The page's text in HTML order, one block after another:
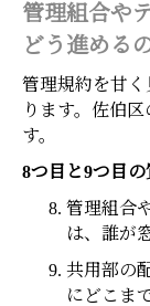
管理組合や
どう進める
管理規約を甘
ります。佐伯
す。
8つ目と9つ目の
管理組合
は、誰が
共用部の
にどこま